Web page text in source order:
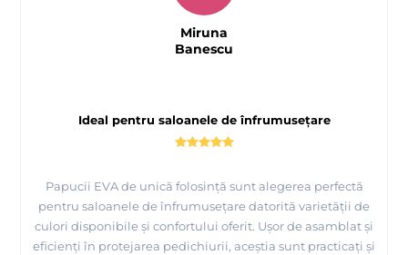
Ideal pentru saloanele de înfrumusețare
Papucii EVA de unică folosință sunt alegerea perfectă
pentru saloanele de înfrumusețare datorită varietății de
culori disponibile și confortului oferit. Ușor de asamblat și
eficienți în protejarea pedichiurii, aceștia sunt practicați și
Miruna
Banescu